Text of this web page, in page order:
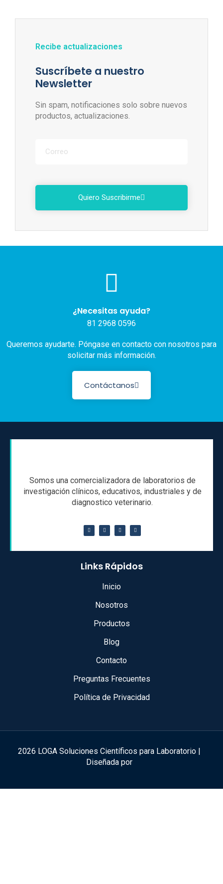
Recibe actualizaciones
Suscríbete a nuestro
Newsletter
Sin spam, notificaciones solo sobre nuevos
productos, actualizaciones.
Quiero Suscribirme
¿Necesitas ayuda?
81 2968 0596
Queremos ayudarte. Póngase en contacto con nosotros para
solicitar más información.
Contáctanos
Somos una comercializadora de laboratorios de
investigación clínicos, educativos, industriales y de
diagnostico veterinario.
Links Rápidos
Inicio
Nosotros
Productos
Blog
Contacto
Preguntas Frecuentes
Política de Privacidad
2026 LOGA Soluciones Científicos para Laboratorio |
Diseñada por